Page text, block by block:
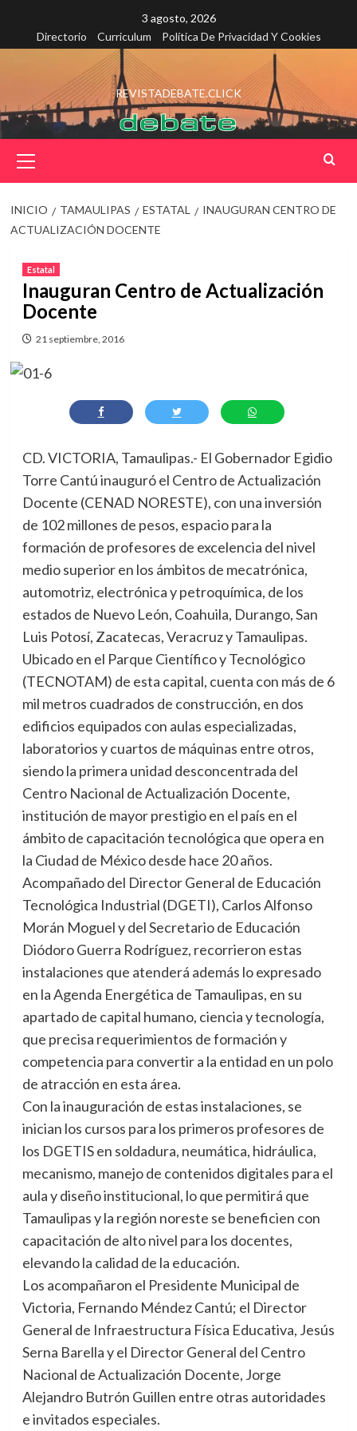
contenido
3 agosto, 2026
Directorio
Curriculum Política De Privacidad Y Cookies
REVISTADEBATE.CLICK
principal
INICIO TAMAULIPAS ESTATAL
INAUGURAN CENTRO DE
ACTUALIZACIÓN DOCENTE
Estatal
Inauguran Centro de Actualización
Docente
21 septiembre, 2016
CD. VICTORIA, Tamaulipas.- El Gobernador Egidio
Torre Cantú inauguró el Centro de Actualización
Docente (CENAD NORESTE), con una inversión
de 102 millones de pesos, espacio para la
formación de profesores de excelencia del nivel
medio superior en los ámbitos de mecatrónica,
automotriz, electrónica y petroquímica, de los
estados de Nuevo León, Coahuila, Durango, San
Luis Potosí, Zacatecas, Veracruz y Tamaulipas.
Ubicado en el Parque Científico y Tecnológico
(TECNOTAM) de esta capital, cuenta con más de 6
mil metros cuadrados de construcción, en dos
edificios equipados con aulas especializadas,
laboratorios y cuartos de máquinas entre otros,
siendo la primera unidad desconcentrada del
Centro Nacional de Actualización Docente,
institución de mayor prestigio en el país en el
ámbito de capacitación tecnológica que opera en
la Ciudad de México desde hace 20 años.
Acompañado del Director General de Educación
Tecnológica Industrial (DGETI), Carlos Alfonso
Morán Moguel y del Secretario de Educación
Diódoro Guerra Rodríguez, recorrieron estas
instalaciones que atenderá además lo expresado
en la Agenda Energética de Tamaulipas, en su
apartado de capital humano, ciencia y tecnología,
que precisa requerimientos de formación y
competencia para convertir a la entidad en un polo
de atracción en esta área.
Con la inauguración de estas instalaciones, se
inician los cursos para los primeros profesores de
los DGETIS en soldadura, neumática, hidráulica,
mecanismo, manejo de contenidos digitales para el
aula y diseño institucional, lo que permitirá que
Tamaulipas y la región noreste se beneficien con
capacitación de alto nivel para los docentes,
elevando la calidad de la educación.
Los acompañaron el Presidente Municipal de
Victoria, Fernando Méndez Cantú; el Director
General de Infraestructura Física Educativa, Jesús
Serna Barella y el Director General del Centro
Nacional de Actualización Docente, Jorge
Alejandro Butrón Guillen entre otras autoridades
e invitados especiales.